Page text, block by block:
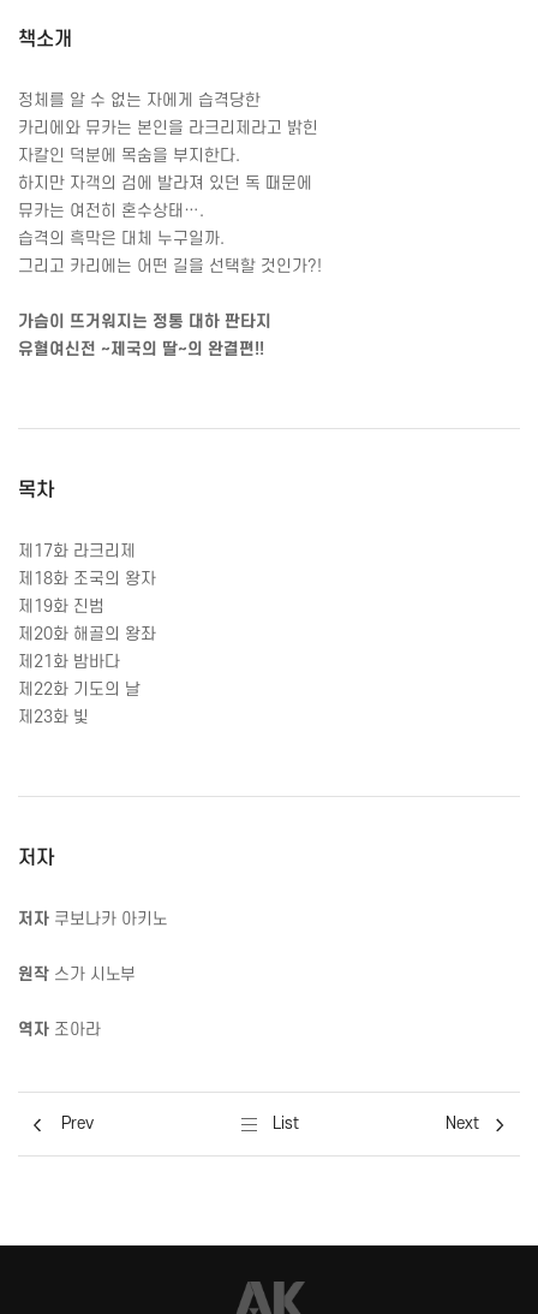
책소개
정체를 알 수 없는 자에게 습격당한
카리에와 뮤카는 본인을 라크리제라고 밝힌
자칼인 덕분에 목숨을 부지한다.
하지만 자객의 검에 발라져 있던 독 때문에
뮤카는 여전히 혼수상태… .
습격의 흑막은 대체 누구일까.
그리고 카리에는 어떤 길을 선택할 것인가?!
가슴이 뜨거워지는 정통 대하 판타지
유혈여신전 ~제국의 딸~의 완결편!!
목차
제 17화 라크리제
제 18화 조국의 왕자
제 19화 진범
제 20화 해골의 왕좌
제 21 화 밤바다
제 22화 기도의 날
제 23화 빛
저자
저자 쿠보나카 아키노
원작 스가 시노부
역자 조아라
Prev List Next